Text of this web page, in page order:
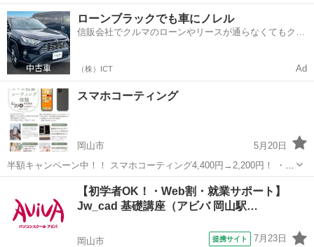
で授業ができない時もございますがご了承下さい)🙇 授業開始時間は
13時30分から15時30分頃まで途中休憩を挟みながら授業を2時間程度
します😃 手話教室と...
岡山 備前市 吉永駅 手話 先生
ローンブラックでも車にノレル
信販会社でクルマのローンやリースが通らなくてもクル
（株）ICT Ad
スマホコーティング
岡山市
5月20日
半額キャンペーン中！！ スマホコーティング4,400円→2,200円！ ・よ
くスマホを落として割ってしまう ・指紋が目立つ ・衛生面が心配 そ
んな方にピッタリです😊 定員に達し次第終了します！
その他
【初学者OK！・Web割・就業サポート】
Jw_cad 基礎講座（アビバ 岡山駅…
岡山市 提携サイト 7月23日